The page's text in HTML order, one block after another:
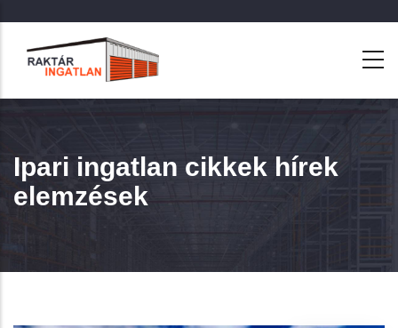
tartalomra
Ipari ingatlan cikkek hírek
elemzések